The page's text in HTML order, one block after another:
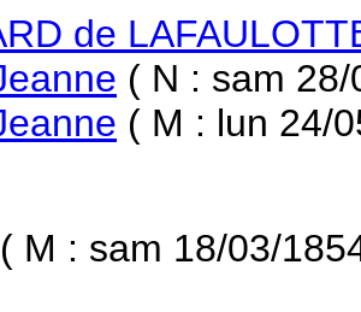
de
( N : sam
( M : lun 24/
( M : sam 18/03/